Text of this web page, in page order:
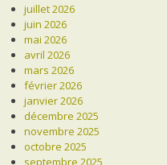
juillet 2026
juin 2026
mai 2026
avril 2026
mars 2026
février 2026
janvier 2026
décembre 2025
novembre 2025
octobre 2025
septembre 2025